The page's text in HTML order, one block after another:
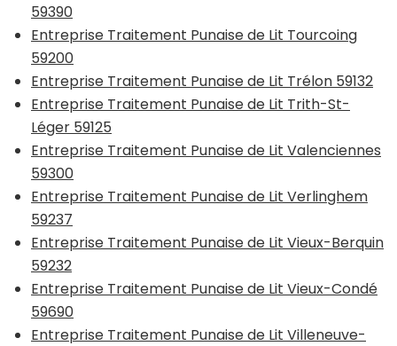
59390
Entreprise Traitement Punaise de Lit Tourcoing
59200
Entreprise Traitement Punaise de Lit Trélon 59132
Entreprise Traitement Punaise de Lit Trith-St-
Léger 59125
Entreprise Traitement Punaise de Lit Valenciennes
59300
Entreprise Traitement Punaise de Lit Verlinghem
59237
Entreprise Traitement Punaise de Lit Vieux-Berquin
59232
Entreprise Traitement Punaise de Lit Vieux-Condé
59690
Entreprise Traitement Punaise de Lit Villeneuve-